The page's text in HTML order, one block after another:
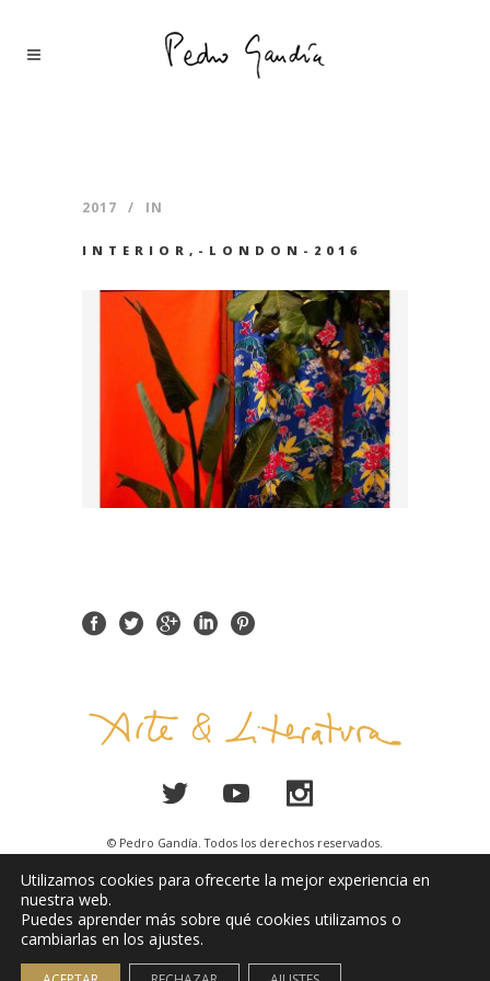
2017 IN
INTERIOR,-LONDON-2016
© Pedro Gandía. Todos los derechos reservados.
Aviso Legal
Utilizamos cookies para ofrecerte la mejor experiencia en
nuestra web.
Puedes aprender más sobre qué cookies utilizamos o
cambiarlas en los ajustes.